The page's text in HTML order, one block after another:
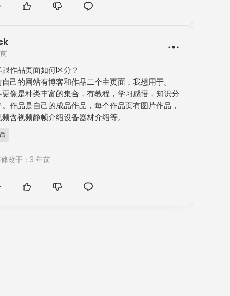
作品页面如何区分？
己的网站有博客和作品二个主页面，我想用于。
像是种类丰富的集合，有教程，学习感悟，知识分
作品是自己的成品作品，每个作品页有图片作品，
含视频静帧介绍设备器材介绍等。
改于：3 年前